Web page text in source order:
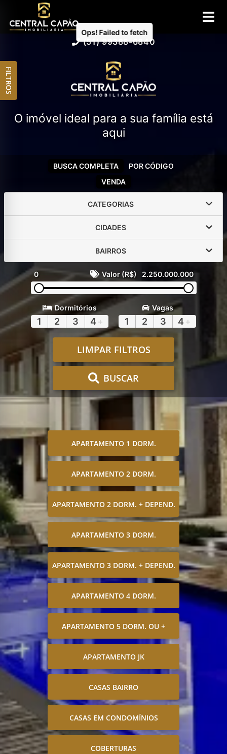
(51) 99388-6840
O imóvel ideal para a sua família está
aqui
VENDA
BUSCA COMPLETA POR CÓDIGO
CATEGORIAS
CIDADES
BAIRROS
0 Valor (R$) 2.250.000.000
Dormitórios
1 2 3 4 +
Vagas
1 2 3 4 +
LIMPAR FILTROS
BUSCAR
APARTAMENTO 1 DORM.
APARTAMENTO 2 DORM.
APARTAMENTO 2 DORM. + DEPEND.
APARTAMENTO 3 DORM.
APARTAMENTO 3 DORM. + DEPEND.
APARTAMENTO 4 DORM.
APARTAMENTO 5 DORM. OU +
APARTAMENTO JK
CASAS BAIRRO
CASAS EM CONDOMÍNIOS
COBERTURAS
FILTROS